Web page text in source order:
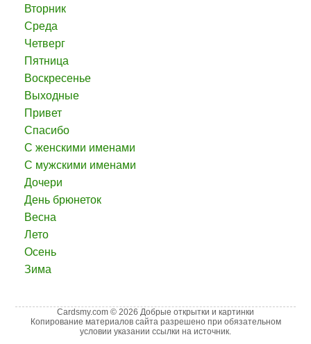
Вторник
Среда
Четверг
Пятница
Воскресенье
Выходные
Привет
Спасибо
С женскими именами
С мужскими именами
Дочери
День брюнеток
Весна
Лето
Осень
Зима
Cardsmy.com © 2026 Добрые открытки и картинки
Копирование материалов сайта разрешено при обязательном
условии указании ссылки на источник.